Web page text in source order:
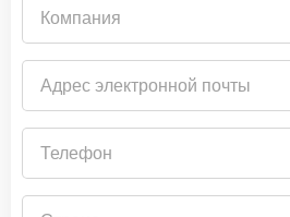
электронной
почты